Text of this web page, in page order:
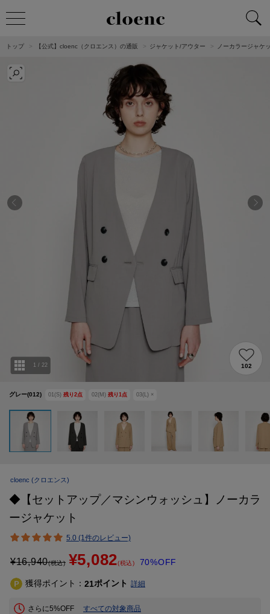
トップ 【公式】cloenc（クロエンス）の通販 ジャケット/アウター ノーカラージャケ
グレー(012) 01(S) 残り 2点 02(M) 残り 1 点 03(L) ×
1 / 22 102
cloenc (クロエンス)
◆【セットアップ／マシンウォッシュ】ノーカラ
ージャケット
5.0 (1件のレビュー)
¥16,940(税込) ¥5,082(税込) 70%OFF
獲得ポイント： 21ポイント 詳細
さらに5%OFF すべての対象商品